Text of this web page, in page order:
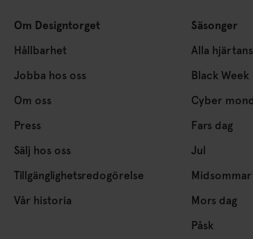
Om Designtorget
Hållbarhet
Jobba hos oss
Om oss
Press
Sälj hos oss
Tillgänglighetsredogörelse
Vår historia
Säsonger
Alla
Black Week
Cyber
Fars dag
Jul
Midsommar
Mors dag
Påsk